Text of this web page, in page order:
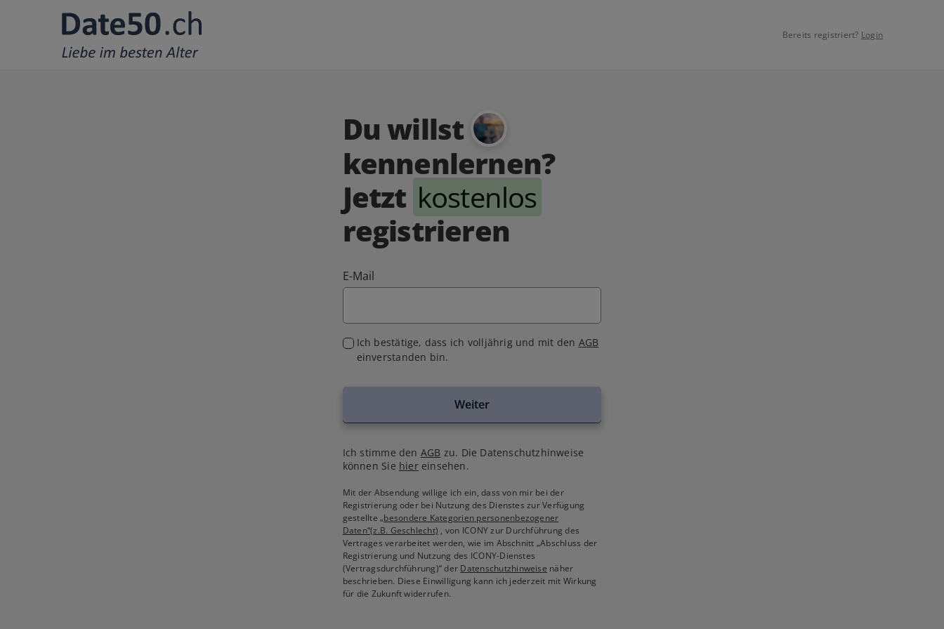
Bereits registriert? Login
Du willst
kennenlernen?
Jetzt kostenlos
registrieren
E-Mail
Ich bestätige, dass ich volljährig und mit den AGB
einverstanden bin.
Weiter
Ich stimme den AGB zu. Die Datenschutzhinweise
können Sie hiereinsehen.
Mit der Absendung willige ich ein, dass von mir bei der
Registrierung oder bei Nutzung des Dienstes zur Verfügung
gestellte„besondere Kategorien personenbezogener
Daten“(z.B. Geschlecht) , von ICONY zur Durchführung des
Vertrages verarbeitet werden, wie im Abschnitt „Abschluss der
Registrierung und Nutzung des ICONY-Dienstes
(Vertragsdurchführung)“ der Datenschutzhinweise näher
beschrieben. Diese Einwilligung kann ich jederzeit mit Wirkung
für die Zukunft widerrufen.